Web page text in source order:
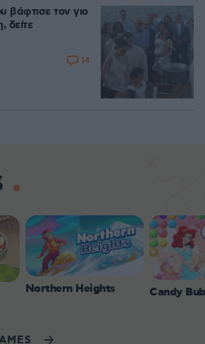
βάφτισε τον γιο
δείτε
14
Northern Heights Candy